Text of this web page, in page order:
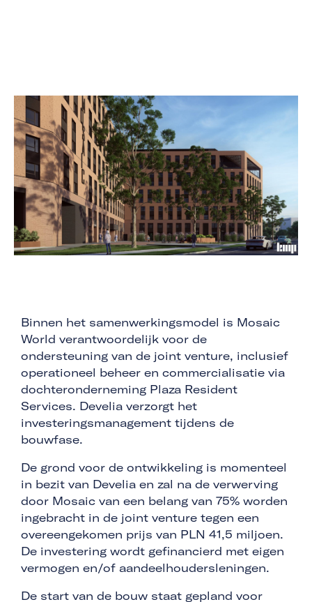
Binnen het samenwerkingsmodel is Mosaic
World verantwoordelijk voor de
ondersteuning van de joint venture, inclusief
operationeel beheer en commercialisatie via
dochteronderneming Plaza Resident
Services. Develia verzorgt het
investeringsmanagement tijdens de
bouwfase.
De grond voor de ontwikkeling is momenteel
in bezit van Develia en zal na de verwerving
door Mosaic van een belang van 75% worden
ingebracht in de joint venture tegen een
overeengekomen prijs van PLN 41,5 miljoen.
De investering wordt gefinancierd met eigen
vermogen en/of aandeelhoudersleningen.
De start van de bouw staat gepland voor